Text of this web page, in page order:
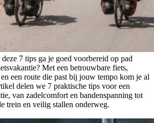
7 tips ga je goed voorbereid op pad
Met een betrouwbare fiets,
een route die past bij jouw tempo kom je al
delen we 7 praktische tips voor een
van zadelcomfort en bandenspanning tot
trein en veilig stallen onderweg.